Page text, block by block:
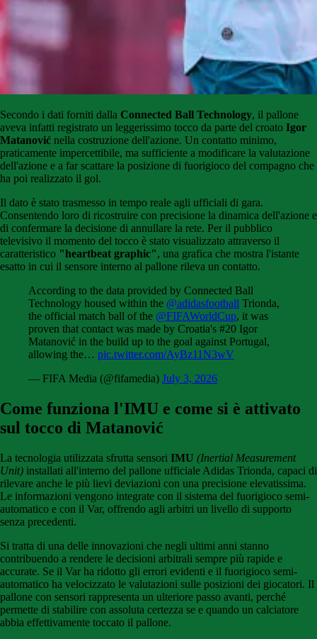
Secondo i dati forniti dalla Connected Ball Technology, il pallone
aveva infatti registrato un leggerissimo tocco da parte del croato Igor
Matanović nella costruzione dell'azione. Un contatto minimo,
praticamente impercettibile, ma sufficiente a modificare la valutazione
dell'azione e a far scattare la posizione di fuorigioco del compagno che
ha poi realizzato il gol.
Il dato è stato trasmesso in tempo reale agli ufficiali di gara.
Consentendo loro di ricostruire con precisione la dinamica dell'azione e
di confermare la decisione di annullare la rete. Per il pubblico
televisivo il momento del tocco è stato visualizzato attraverso il
caratteristico "heartbeat graphic", una grafica che mostra l'istante
esatto in cui il sensore interno al pallone rileva un contatto.
According to the data provided by Connected Ball
Technology housed within the @adidasfootball Trionda,
the official match ball of the @FIFAWorldCup, it was
proven that contact was made by Croatia's #20 Igor
Matanović in the build up to the goal against Portugal,
allowing the… pic.twitter.com/AyBz11N3wV
— FIFA Media (@fifamedia) July 3, 2026
Come funziona l'IMU e come si è attivato
sul tocco di Matanović
La tecnologia utilizzata sfrutta sensori IMU (Inertial Measurement
Unit) installati all'interno del pallone ufficiale Adidas Trionda, capaci di
rilevare anche le più lievi deviazioni con una precisione elevatissima.
Le informazioni vengono integrate con il sistema del fuorigioco semi-
automatico e con il Var, offrendo agli arbitri un livello di supporto
senza precedenti.
Si tratta di una delle innovazioni che negli ultimi anni stanno
contribuendo a rendere le decisioni arbitrali sempre più rapide e
accurate. Se il Var ha ridotto gli errori evidenti e il fuorigioco semi-
automatico ha velocizzato le valutazioni sulle posizioni dei giocatori. Il
pallone con sensori rappresenta un ulteriore passo avanti, perché
permette di stabilire con assoluta certezza se e quando un calciatore
abbia effettivamente toccato il pallone.